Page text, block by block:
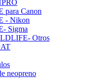
para Canon
- Nikon
Sigma
Otros
neopreno